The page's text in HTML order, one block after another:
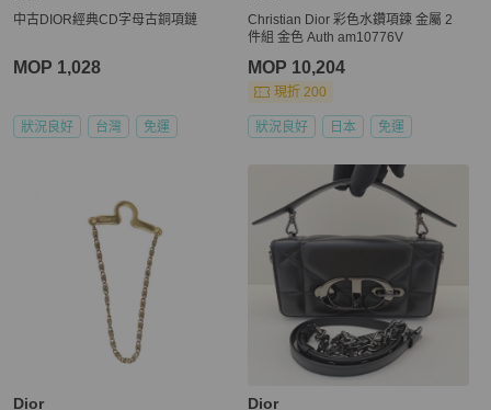
中古DIOR經典CD字母古銅項鏈
MOP 1,028
狀況良好 台灣 免運
Christian Dior 彩色水鑽項鍊 金屬 2
件組 金色 Auth am10776V
MOP 10,204
現折 200
狀況良好 日本 免運
Dior Dior